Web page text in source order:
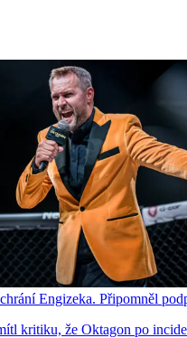
Engizeka. Připomněl
kritiku, že Oktagon po